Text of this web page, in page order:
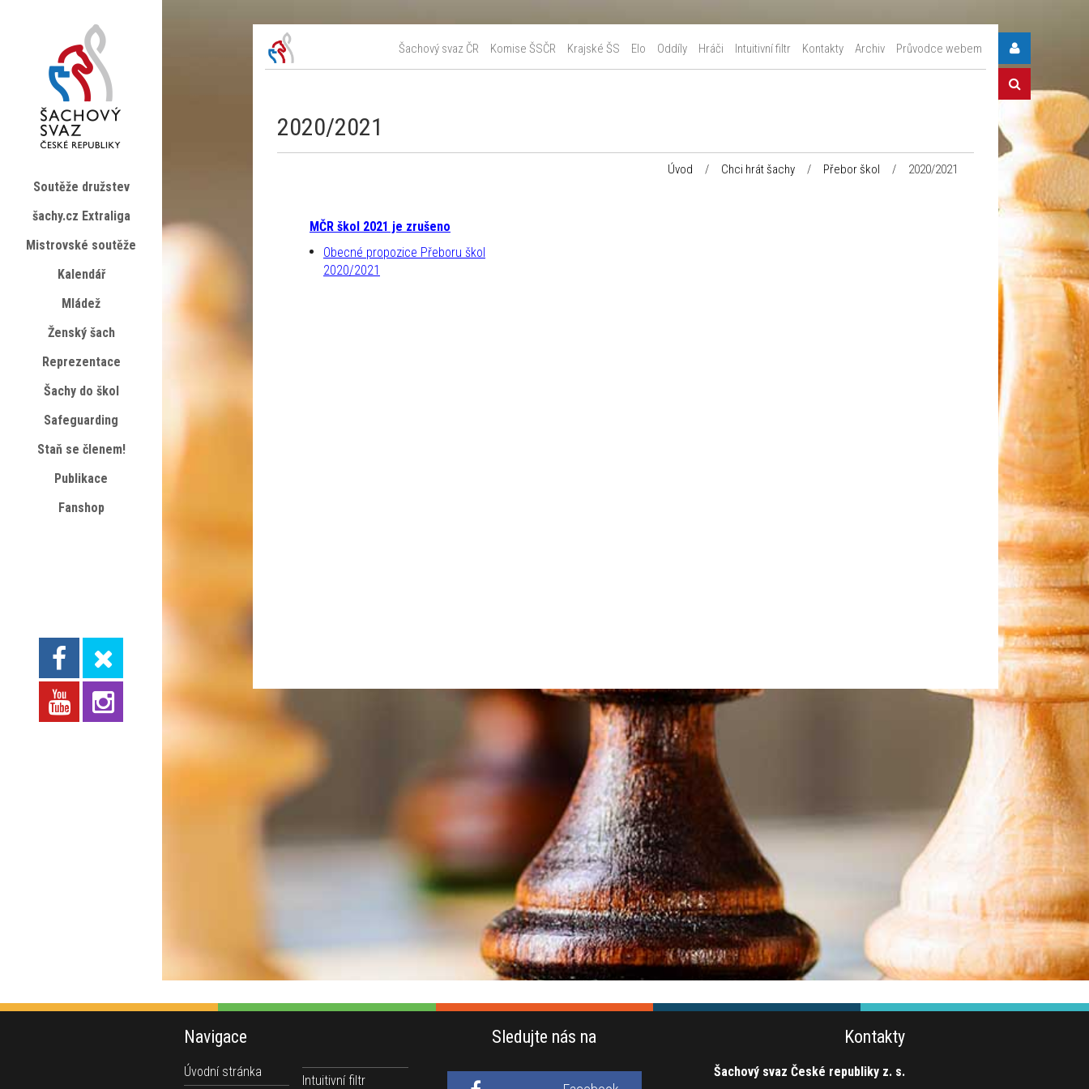
Šachový svaz ČR Komise ŠSČR Krajské ŠS Elo Oddíly Hráči Intuitivní filtr Kontakty Archiv Průvodce webem
2020/2021
MČR škol 2021 je zrušeno
Obecné propozice Přeboru škol
2020/2021
Úvod / Chci hrát šachy / Přebor škol / 2020/2021
Soutěže družstev
šachy.cz Extraliga
Mistrovské soutěže
Kalendář
Mládež
Ženský šach
Reprezentace
Šachy do škol
Safeguarding
Staň se členem!
Publikace
Fanshop
Navigace
Úvodní stránka
Intuitivní filtr
Sledujte nás na Kontakty
Šachový svaz České republiky z. s.